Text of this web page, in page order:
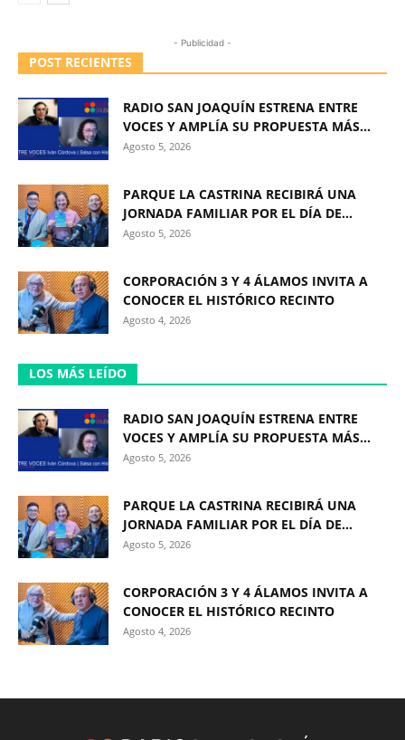
- Publicidad -
POST RECIENTES
RADIO SAN JOAQUÍN ESTRENA ENTRE
VOCES Y AMPLÍA SU PROPUESTA MÁS...
Agosto 5, 2026
PARQUE LA CASTRINA RECIBIRÁ UNA
JORNADA FAMILIAR POR EL DÍA DE...
Agosto 5, 2026
CORPORACIÓN 3 Y 4 ÁLAMOS INVITA A
CONOCER EL HISTÓRICO RECINTO
Agosto 4, 2026
LOS MÁS LEÍDO
RADIO SAN JOAQUÍN ESTRENA ENTRE
VOCES Y AMPLÍA SU PROPUESTA MÁS...
Agosto 5, 2026
PARQUE LA CASTRINA RECIBIRÁ UNA
JORNADA FAMILIAR POR EL DÍA DE...
Agosto 5, 2026
CORPORACIÓN 3 Y 4 ÁLAMOS INVITA A
CONOCER EL HISTÓRICO RECINTO
Agosto 4, 2026